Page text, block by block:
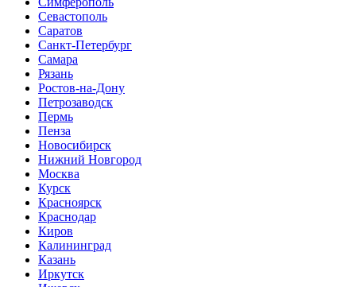
Севастополь
Саратов
Санкт-Петербург
Самара
Рязань
Ростов-на-Дону
Петрозаводск
Пермь
Пенза
Новосибирск
Нижний Новгород
Москва
Курск
Красноярск
Краснодар
Киров
Калининград
Казань
Иркутск